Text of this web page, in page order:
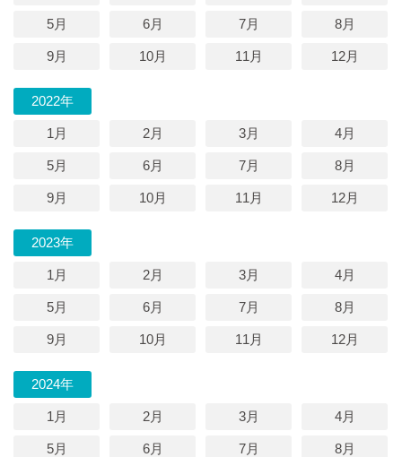
5月 6月 7月 8月
9月 10月 11月 12月
2022年
1月 2月 3月 4月
5月 6月 7月 8月
9月 10月 11月 12月
2023年
1月 2月 3月 4月
5月 6月 7月 8月
9月 10月 11月 12月
2024年
1月 2月 3月 4月
5月 6月 7月 8月